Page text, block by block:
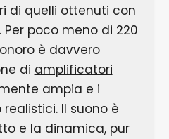
di quelli ottenuti con
poco meno di 220
è davvero
di amplificatori
ampia e i
Il suono è
e la dinamica, pur